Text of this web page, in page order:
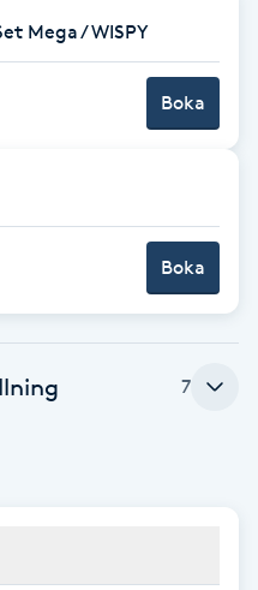
Mega / WISPY
Boka
Boka
7